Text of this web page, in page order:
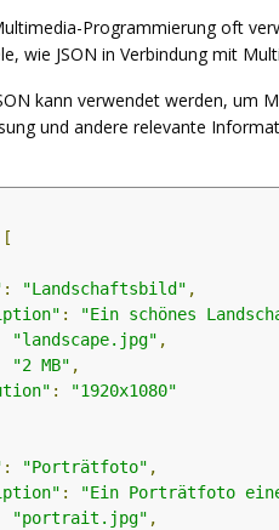
Programmierung oft
wie JSON in Verbindung mit
kann verwendet werden, um
und andere relevante
[
: "Landschaftsbild" ,
: "Ein schönes
"landscape.jpg" ,
"2 MB" ,
:
"1920x1080"
: "Porträtfoto" ,
: "Ein Porträtfoto
"portrait.jpg" ,